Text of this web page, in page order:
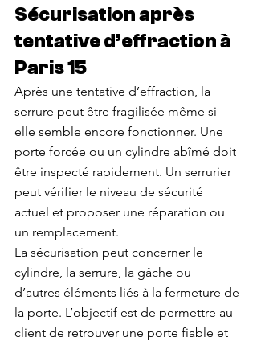
Sécurisation après
tentative d’effraction à
Paris 15
Après une tentative d’effraction, la
serrure peut être fragilisée même si
elle semble encore fonctionner. Une
porte forcée ou un cylindre abîmé doit
être inspecté rapidement. Un serrurier
peut vérifier le niveau de sécurité
actuel et proposer une réparation ou
un remplacement.
La sécurisation peut concerner le
cylindre, la serrure, la gâche ou
d’autres éléments liés à la fermeture de
la porte. L’objectif est de permettre au
client de retrouver une porte fiable et